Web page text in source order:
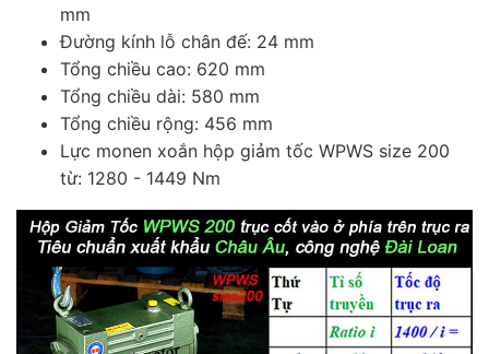
mm
Đường kính lỗ chân đế: 24 mm
Tổng chiều cao: 620 mm
Tổng chiều dài: 580 mm
Tổng chiều rộng: 456 mm
Lực monen xoắn hộp giảm tốc WPWS size 200
từ: 1280 - 1449 Nm